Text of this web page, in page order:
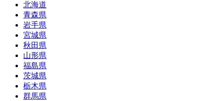
北海道
青森県
岩手県
宮城県
秋田県
山形県
福島県
茨城県
栃木県
群馬県